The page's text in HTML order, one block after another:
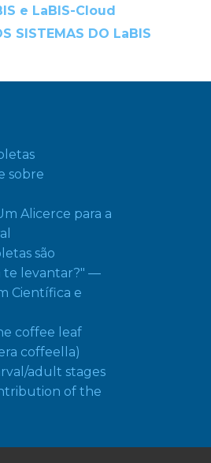
e LaBIS-Cloud
SISTEMAS DO LaBIS
sobre
Alicerce para a
são
te levantar?" —
Científica e
coffee leaf
coffeella)
adult stages
of the